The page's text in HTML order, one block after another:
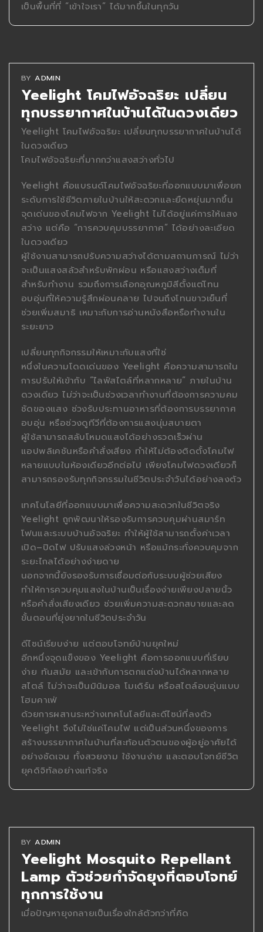
เป็นพื้นที่ที่ “เข้าใจเรา” ได้มากขึ้นในทุกวัน
BY ADMIN
Yeelight โคมไฟอัจฉริยะ เปลี่ยน
ทุกบรรยากาศในบ้านได้ในดวงเดียว
Yeelight โคมไฟอัจฉริยะ เปลี่ยนทุกบรรยากาศในบ้านได้
ในดวงเดียว
โคมไฟอัจฉริยะที่มากกว่าแสงสว่างทั่วไป
Yeelight คือแบรนด์โคมไฟอัจฉริยะที่ออกแบบมาเพื่อยก
ระดับการใช้ชีวิตภายในบ้านให้สะดวกและยืดหยุ่นมากขึ้น
จุดเด่นของโคมไฟจาก Yeelight ไม่ได้อยู่แค่การให้แสง
สว่าง แต่คือ “การควบคุมบรรยากาศ” ได้อย่างละเอียด
ในดวงเดียว
ผู้ใช้งานสามารถปรับความสว่างได้ตามสถานการณ์ ไม่ว่า
จะเป็นแสงสลัวสำหรับพักผ่อน หรือแสงสว่างเต็มที่
สำหรับทำงาน รวมถึงการเลือกอุณหภูมิสีตั้งแต่โทน
อบอุ่นที่ให้ความรู้สึกผ่อนคลาย ไปจนถึงโทนขาวเย็นที่
ช่วยเพิ่มสมาธิ เหมาะกับการอ่านหนังสือหรือทำงานใน
ระยะยาว
เปลี่ยนทุกกิจกรรมให้เหมาะกับแสงที่ใช่
หนึ่งในความโดดเด่นของ Yeelight คือความสามารถใน
การปรับให้เข้ากับ “ไลฟ์สไตล์ที่หลากหลาย” ภายในบ้าน
ดวงเดียว ไม่ว่าจะเป็นช่วงเวลาทำงานที่ต้องการความคม
ชัดของแสง ช่วงรับประทานอาหารที่ต้องการบรรยากาศ
อบอุ่น หรือช่วงดูทีวีที่ต้องการแสงนุ่มสบายตา
ผู้ใช้สามารถสลับโหมดแสงได้อย่างรวดเร็วผ่าน
แอปพลิเคชันหรือคำสั่งเสียง ทำให้ไม่ต้องติดตั้งโคมไฟ
หลายแบบในห้องเดียวอีกต่อไป เพียงโคมไฟดวงเดียวก็
สามารถรองรับทุกกิจกรรมในชีวิตประจำวันได้อย่างลงตัว
เทคโนโลยีที่ออกแบบมาเพื่อความสะดวกในชีวิตจริง
Yeelight ถูกพัฒนาให้รองรับการควบคุมผ่านสมาร์ท
โฟนและระบบบ้านอัจฉริยะ ทำให้ผู้ใช้สามารถตั้งค่าเวลา
เปิด–ปิดไฟ ปรับแสงล่วงหน้า หรือแม้กระทั่งควบคุมจาก
ระยะไกลได้อย่างง่ายดาย
นอกจากนี้ยังรองรับการเชื่อมต่อกับระบบผู้ช่วยเสียง
ทำให้การควบคุมแสงในบ้านเป็นเรื่องง่ายเพียงปลายนิ้ว
หรือคำสั่งเสียงเดียว ช่วยเพิ่มความสะดวกสบายและลด
ขั้นตอนที่ยุ่งยากในชีวิตประจำวัน
ดีไซน์เรียบง่าย แต่ตอบโจทย์บ้านยุคใหม่
อีกหนึ่งจุดแข็งของ Yeelight คือการออกแบบที่เรียบ
ง่าย ทันสมัย และเข้ากับการตกแต่งบ้านได้หลากหลาย
สไตล์ ไม่ว่าจะเป็นมินิมอล โมเดิร์น หรือสไตล์อบอุ่นแบบ
โฮมคาเฟ่
ด้วยการผสานระหว่างเทคโนโลยีและดีไซน์ที่ลงตัว
Yeelight จึงไม่ใช่แค่โคมไฟ แต่เป็นส่วนหนึ่งของการ
สร้างบรรยากาศในบ้านที่สะท้อนตัวตนของผู้อยู่อาศัยได้
อย่างชัดเจน ทั้งสวยงาม ใช้งานง่าย และตอบโจทย์ชีวิต
ยุคดิจิทัลอย่างแท้จริง
BY ADMIN
Yeelight Mosquito Repellant
Lamp ตัวช่วยกำจัดยุงที่ตอบโจทย์
ทุกการใช้งาน
เมื่อปัญหายุงกลายเป็นเรื่องใกล้ตัวกว่าที่คิด